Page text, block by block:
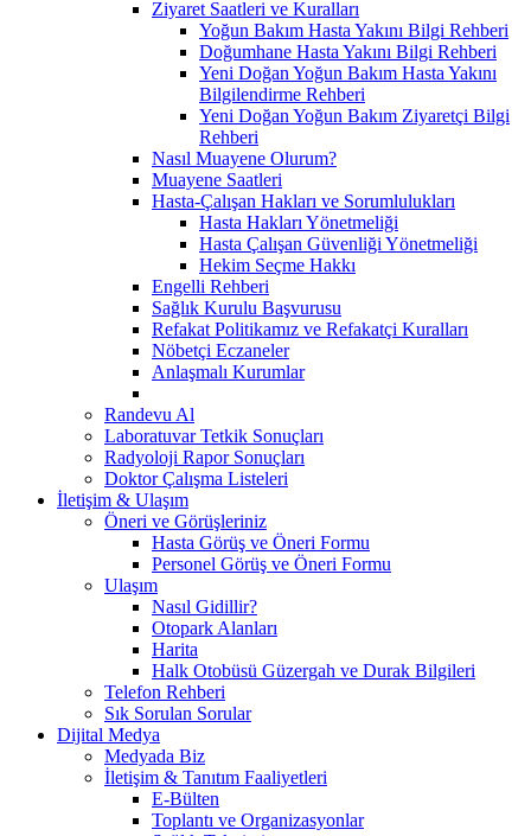
Ziyaret Saatleri ve Kuralları
Yoğun Bakım Hasta Yakını Bilgi Rehberi
Doğumhane Hasta Yakını Bilgi Rehberi
Yeni Doğan Yoğun Bakım Hasta Yakını
Bilgilendirme Rehberi
Yeni Doğan Yoğun Bakım Ziyaretçi Bilgi
Rehberi
Nasıl Muayene Olurum?
Muayene Saatleri
Hasta-Çalışan Hakları ve Sorumlulukları
Hasta Hakları Yönetmeliği
Hasta Çalışan Güvenliği Yönetmeliği
Hekim Seçme Hakkı
Engelli Rehberi
Sağlık Kurulu Başvurusu
Refakat Politikamız ve Refakatçi Kuralları
Nöbetçi Eczaneler
Anlaşmalı Kurumlar
Randevu Al
Laboratuvar Tetkik Sonuçları
Radyoloji Rapor Sonuçları
Doktor Çalışma Listeleri
İletişim & Ulaşım
Öneri ve Görüşleriniz
Hasta Görüş ve Öneri Formu
Personel Görüş ve Öneri Formu
Ulaşım
Nasıl Gidillir?
Otopark Alanları
Harita
Halk Otobüsü Güzergah ve Durak Bilgileri
Telefon Rehberi
Sık Sorulan Sorular
Dijital Medya
Medyada Biz
İletişim & Tanıtım Faaliyetleri
E-Bülten
Toplantı ve Organizasyonlar